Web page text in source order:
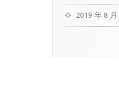
2019 年 8 月